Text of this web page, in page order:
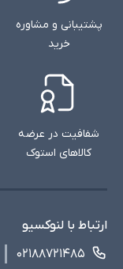
پشتیبانی و مشاوره
خرید
شفافیت در عرضه
کالاهای استوک
ارتباط با لنوکسیو
۰۲۱۸۸۷۲۱۴۸۵